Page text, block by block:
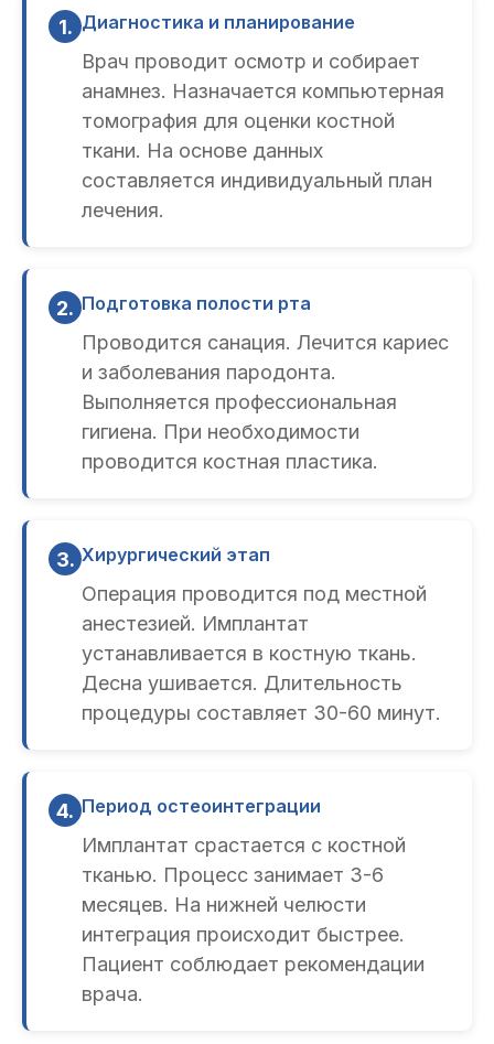
1. Диагностика и планирование
Врач проводит осмотр и собирает
анамнез. Назначается компьютерная
томография для оценки костной
ткани. На основе данных
составляется индивидуальный план
лечения.
2. Подготовка полости рта
Проводится санация. Лечится кариес
и заболевания пародонта.
Выполняется профессиональная
гигиена. При необходимости
проводится костная пластика.
3. Хирургический этап
Операция проводится под местной
анестезией. Имплантат
устанавливается в костную ткань.
Десна ушивается. Длительность
процедуры составляет 30-60 минут.
4. Период остеоинтеграции
Имплантат срастается с костной
тканью. Процесс занимает 3-6
месяцев. На нижней челюсти
интеграция происходит быстрее.
Пациент соблюдает рекомендации
врача.